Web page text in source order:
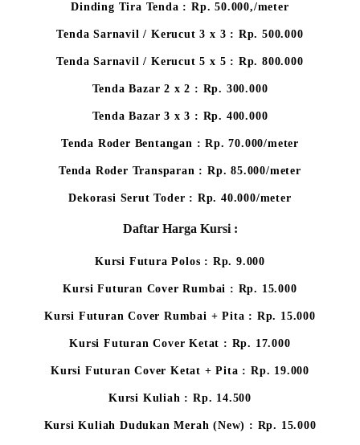
Dinding Tira Tenda : Rp. 50.000,/meter
Tenda Sarnavil / Kerucut 3 x 3 : Rp. 500.000
Tenda Sarnavil / Kerucut 5 x 5 : Rp. 800.000
Tenda Bazar 2 x 2 : Rp. 300.000
Tenda Bazar 3 x 3 : Rp. 400.000
Tenda Roder Bentangan : Rp. 70.000/meter
Tenda Roder Transparan : Rp. 85.000/meter
Dekorasi Serut Toder : Rp. 40.000/meter
Daftar Harga Kursi :
Kursi Futura Polos : Rp. 9.000
Kursi Futuran Cover Rumbai : Rp. 15.000
Kursi Futuran Cover Rumbai + Pita : Rp. 15.000
Kursi Futuran Cover Ketat : Rp. 17.000
Kursi Futuran Cover Ketat + Pita : Rp. 19.000
Kursi Kuliah : Rp. 14.500
Kursi Kuliah Dudukan Merah (New) : Rp. 15.000